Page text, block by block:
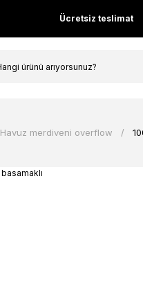
Ücretsiz teslimat
Havuz merdiveni overflow